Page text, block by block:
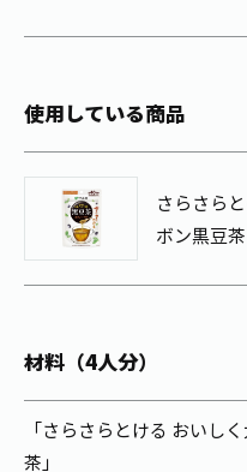
ウェルネスフォーラム
お茶の妖精
未来の桜プロジェクト
THE ITOEN
健康体
Crazy Jasmine
使用している商品
さらさら
ボン黒豆
材料（4人分）
「さらさらとける おいし
茶」